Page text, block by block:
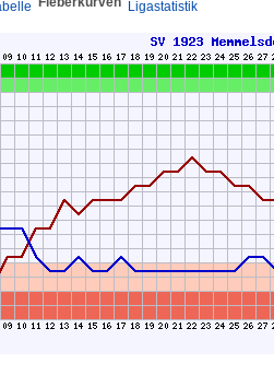
Ligastatistik